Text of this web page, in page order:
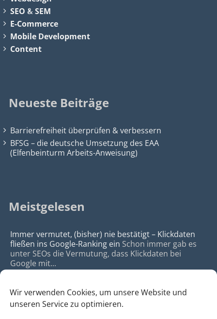
Wir verwenden Cookies, um unsere Website und
unseren Service zu optimieren.
SEO &SEM
E-Commerce
Mobile Development
Content
Neueste Beiträge
Barrierefreiheit überprüfen & verbessern
BFSG – die deutsche Umsetzung des EAA
(Elfenbeinturm Arbeits-Anweisung)
Meistgelesen
Immer vermutet, (bisher) nie bestätigt – Klickdaten
fließen ins Google-Ranking ein Schon immer gab es
unter SEOs die Vermutung, dass Klickdaten bei
Google mit...